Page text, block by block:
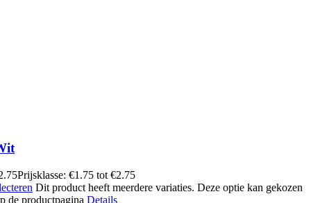
Prijsklasse: €1.75 tot €2.75
Dit product heeft meerdere variaties. Deze optie kan gekozen
de productpagina Details